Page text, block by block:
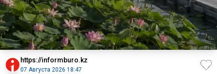
https://informburo.kz
07 Августа 2026 18:47